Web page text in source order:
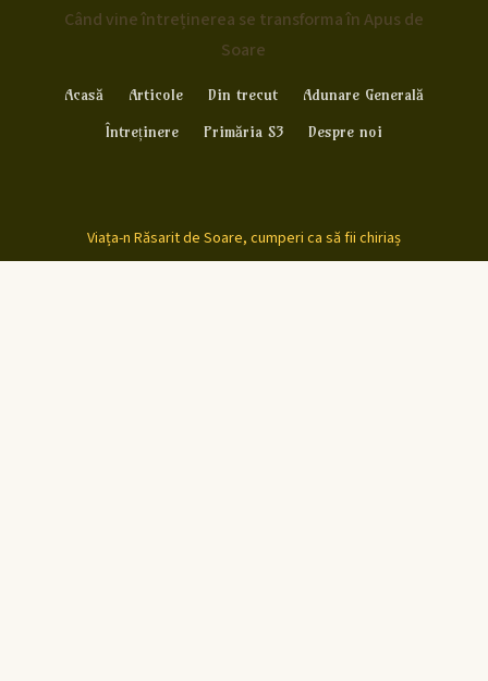
Când vine întreținerea se transforma în Apus de
Soare
Acasă Articole Din trecut
Adunare Generală
Întreținere
Primăria S3 Despre noi
Viața-n Răsarit de Soare, cumperi ca să fii chiriaș